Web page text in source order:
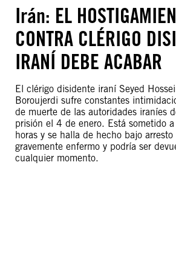
Irán: EL
CONTRA CLÉRIGO
IRANÍ DEBE ACABAR
El clérigo disidente iraní Seyed
Boroujerdi sufre constantes
de muerte de las autoridades iraníes
prisión el 4 de enero. Está sometido
horas y se halla de hecho bajo
gravemente enfermo y podría ser
cualquier momento.